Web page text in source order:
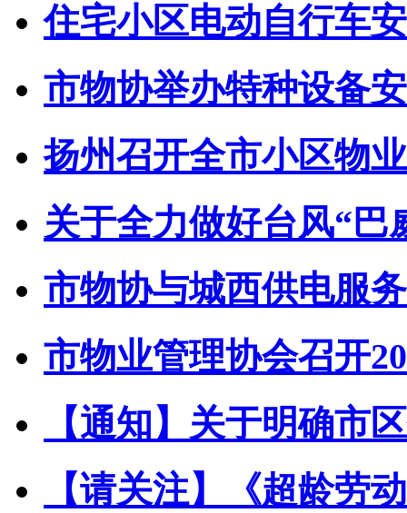
住宅小区电动自行车
市物协举办特种设备
扬州召开全市小区物
关于全力做好台风“巴
市物协与城西供电服
市物业管理协会召开
【通知】关于明确市
【请关注】《超龄劳